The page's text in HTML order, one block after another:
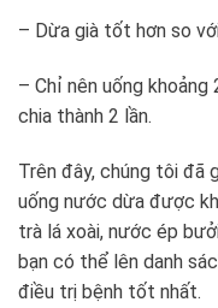
– Dừa già tốt hơn so
– Chỉ nên uống
chia thành 2 lần.
Trên đây, chúng tôi đã
uống nước dừa được
trà lá xoài, nước ép
bạn có thể lên danh
điều trị bệnh tốt nhất.